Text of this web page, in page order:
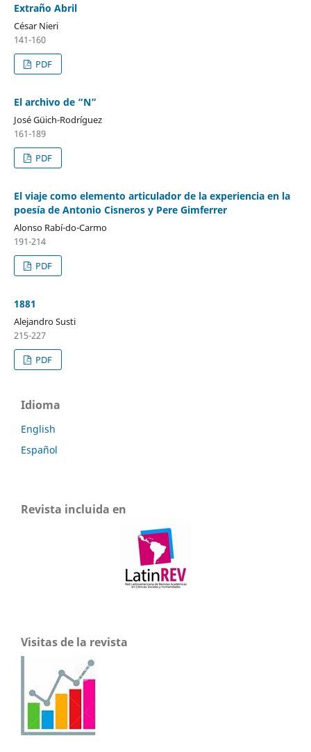
Extraño Abril
César Nieri
141-160
PDF
El archivo de “N”
José Güich-Rodríguez
161-189
PDF
El viaje como elemento articulador de la experiencia en la
poesía de Antonio Cisneros y Pere Gimferrer
Alonso Rabí-do-Carmo
191-214
PDF
1881
Alejandro Susti
215-227
PDF
Idioma
English
Español
Revista incluida en
Visitas de la revista